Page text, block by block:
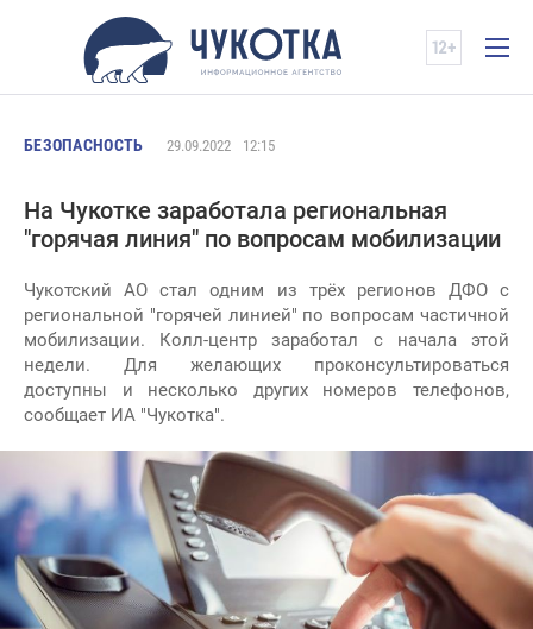
БЕЗОПАСНОСТЬ 29.09.2022 12:15
На Чукотке заработала региональная
"горячая линия" по вопросам мобилизации
Чукотский АО стал одним из трёх регионов ДФО с
региональной "горячей линией" по вопросам частичной
мобилизации. Колл-центр заработал с начала этой
недели. Для желающих проконсультироваться
доступны и несколько других номеров телефонов,
сообщает ИА "Чукотка".